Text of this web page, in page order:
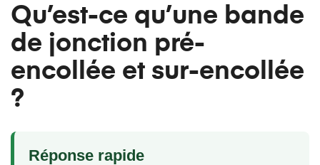
Qu’est-ce qu’une bande
de jonction pré-
encollée et sur-encollée
?
Réponse rapide